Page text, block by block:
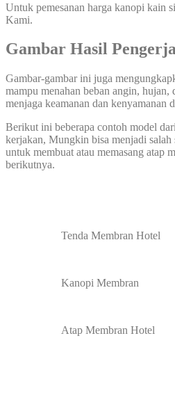
Untuk pemesanan harga kanopi kain
Kami.
Gambar Hasil
Gambar-gambar ini juga
mampu menahan beban angin, hujan,
menjaga keamanan dan kenyamanan
Berikut ini beberapa contoh model
kerjakan, Mungkin bisa menjadi salah
untuk membuat atau memasang atap
berikutnya.
Tenda Membran Hotel
Kanopi Membran
Atap Membran Hotel